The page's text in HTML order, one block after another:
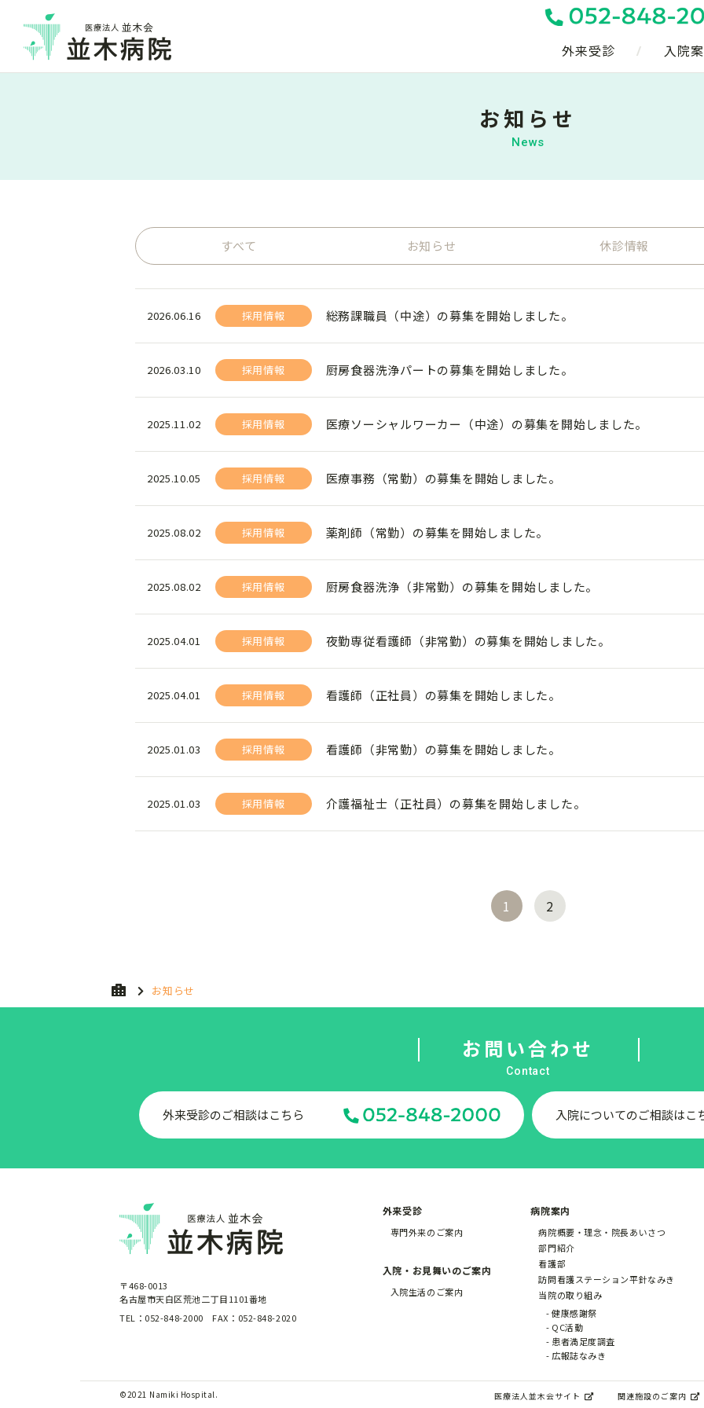
外来受診 入院
お知らせ
News
すべて お知らせ 休診情報
2026.06.16 採用情報 総務課職員（中途）の募集を開始しました。
2026.03.10 採用情報 厨房食器洗浄パートの募集を開始しました。
2025.11.02 採用情報 医療ソーシャルワーカー（中途）の募集を開始しました。
2025.10.05 採用情報 医療事務（常勤）の募集を開始しました。
2025.08.02 採用情報 薬剤師（常勤）の募集を開始しました。
2025.08.02 採用情報 厨房食器洗浄（非常勤）の募集を開始しました。
2025.04.01 採用情報 夜勤専従看護師（非常勤）の募集を開始しました。
2025.04.01 採用情報 看護師（正社員）の募集を開始しました。
2025.01.03 採用情報 看護師（非常勤）の募集を開始しました。
2025.01.03 採用情報 介護福祉士（正社員）の募集を開始しました。
1 2
お知らせ
お問い合わせ
Contact
外来受診のご相談はこちら 入院についてのご相談はこ
〒468-0013
名古屋市天白区荒池二丁目1101番地
TEL：052-848-2000 FAX：052-848-2020
外来受診
専門外来のご案内
入院・お見舞いのご案内
入院生活のご案内
病院案内
病院概要・理念・院長あいさつ
部門紹介
看護部
訪問看護ステーション平針なみき
当院の取り組み
健康感謝祭
QC活動
患者満足度調査
広報誌なみき
©2021 Namiki Hospital. 医療法人並木会サイト 関連施設のご案内